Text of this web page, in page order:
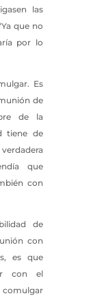
las
que no
por lo
Es
de
de la
tiene de
que
con
de
con
es que
con el
comulgar